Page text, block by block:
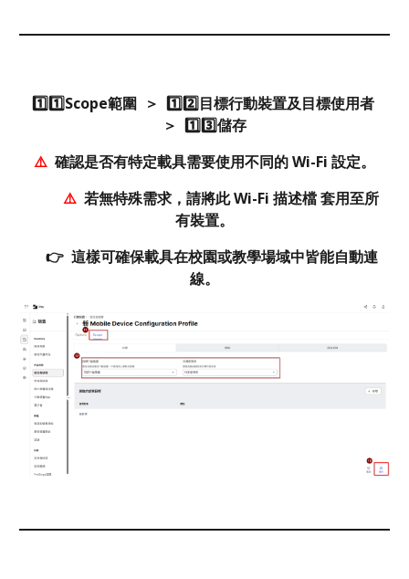
1️⃣1️⃣Scope範圍 ＞ 1️⃣2️⃣目標行動裝置及目標使用者
＞ 1️⃣3️⃣儲存
⚠️ 確認是否有特定載具需要使用不同的 Wi-Fi 設定。
⚠️ 若無特殊需求，請將此 Wi-Fi 描述檔 套用至所
有裝置。
👉 這樣可確保載具在校園或教學場域中皆能自動連
線。